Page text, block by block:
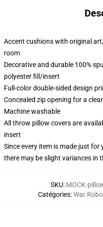
Accent cushions with original
room
Decorative and durable 100%
polyester fill/insert
Full-color double-sided design
Concealed zip opening for a
Machine washable
All throw pillow covers are
insert
Since every item is made just
there may be slight variances in
SKU: MOCK-
Catégories:War